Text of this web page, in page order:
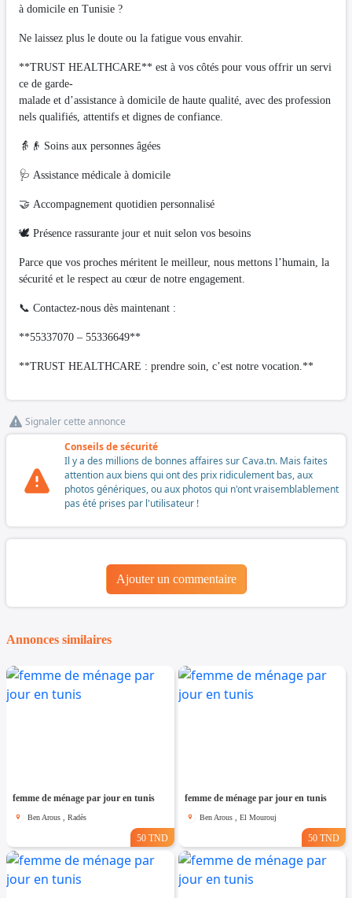
à domicile en Tunisie ?
Ne laissez plus le doute ou la fatigue vous envahir.
**TRUST HEALTHCARE** est à vos côtés pour vous offrir un servi
ce de garde-
malade et d’assistance à domicile de haute qualité, avec des profession
nels qualifiés, attentifs et dignes de confiance.
👵👴 Soins aux personnes âgées
🩺 Assistance médicale à domicile
🤝 Accompagnement quotidien personnalisé
🕊️ Présence rassurante jour et nuit selon vos besoins
Parce que vos proches méritent le meilleur, nous mettons l’humain, la
sécurité et le respect au cœur de notre engagement.
📞 Contactez-nous dès maintenant :
**55337070 – 55336649**
**TRUST HEALTHCARE : prendre soin, c’est notre vocation.**
Signaler cette annonce
Conseils de sécurité
Il y a des millions de bonnes affaires sur Cava.tn. Mais faites
attention aux biens qui ont des prix ridiculement bas, aux
photos génériques, ou aux photos qui n'ont vraisemblablement
pas été prises par l'utilisateur !
Ajouter un commentaire
Annonces similaires
femme de ménage par jour en tunis
Ben Arous , Radès
50 TND
femme de ménage par jour en tunis
Ben Arous , El Mourouj
50 TND